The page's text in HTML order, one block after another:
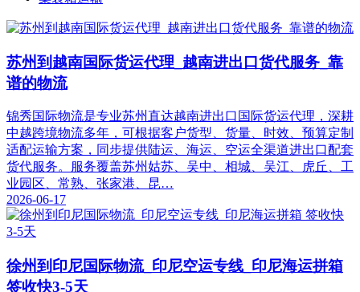
苏州到越南国际货运代理_越南进出口货代服务_靠
谱的物流
锦秀国际物流是专业苏州直达越南进出口国际货运代理，深耕
中越跨境物流多年，可根据客户货型、货量、时效、预算定制
适配运输方案，同步提供陆运、海运、空运全渠道进出口配套
货代服务。服务覆盖苏州姑苏、吴中、相城、吴江、虎丘、工
业园区、常熟、张家港、昆…
2026-06-17
徐州到印尼国际物流_印尼空运专线_印尼海运拼箱
签收快3-5天